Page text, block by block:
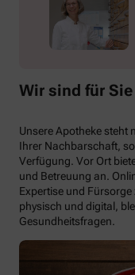
Wir sind für
Unsere Apotheke steht
Ihrer Nachbarschaft,
Verfügung. Vor Ort
und Betreuung an.
Expertise und
physisch und digital,
Gesundheitsfragen.